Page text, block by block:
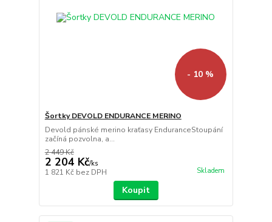
- 10 %
Šortky DEVOLD ENDURANCE MERINO
Devold pánské merino kraťasy EnduranceStoupání
začíná pozvolna, a...
2 449 Kč
2 204 Kč/ks
1 821 Kč bez DPH Skladem
Koupit